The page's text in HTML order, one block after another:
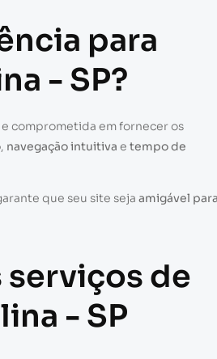
para
- SP?
comprometida em fornecer os
, navegação intuitiva e tempo de
que seu site seja amigável
serviços de
- SP